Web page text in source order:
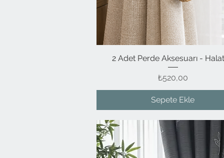
Hızlı Bakış
2 Adet Perde Aksesuarı -
Fiyat
₺520,00
Sepete Ekle